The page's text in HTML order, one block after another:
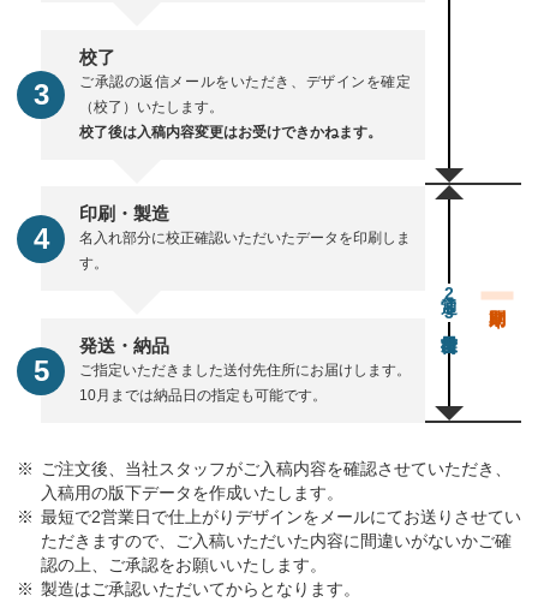
校了
ご承認の返信メールをいただき、デザインを確定
（校了）いたします。
校了後は入稿内容変更はお受けできかねます。
印刷・製造
名入れ部分に校正確認いただいたデータを印刷しま
す。
発送・納品
ご指定いただきました送付先住所にお届けします。
10月までは納品日の指定も可能です。
通常23営業日後出荷
ご注文後、当社スタッフがご入稿内容を確認させていただき、
入稿用の版下データを作成いたします。
最短で2営業日で仕上がりデザインをメールにてお送りさせてい
ただきますので、ご入稿いただいた内容に間違いがないかご確
認の上、ご承認をお願いいたします。
製造はご承認いただいてからとなります。